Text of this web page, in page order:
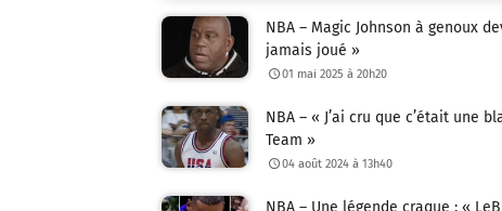
NBA – Magic Johnson à genoux
jamais joué »
01 mai 2025 à 20h20
NBA – « J’ai cru que c’était une
Team »
04 août 2024 à 13h40
NBA – Une légende craque : «